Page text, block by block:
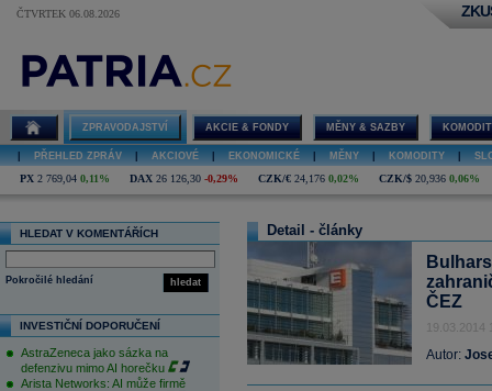
ČTVRTEK 06.08.2026
ZPRAVODAJSTVÍ AKCIE & FONDY MĚNY & SAZBY
PŘEHLED ZPRÁV AKCIOVÉ EKONOMICKÉ MĚNY KOMODITY
PX 2 769,04 0,11% DAX 26 126,30 -0,29% CZK/€ 24,176 0,02% CZK/$ 20,936 0,06%
HLEDAT V KOMENTÁŘÍCH
hledat
Pokročilé hledání
INVESTIČNÍ DOPORUČENÍ
AstraZeneca jako sázka na
defenzivu mimo AI horečku
Arista Networks: AI může firmě
Detail - články
ČEZ
Autor: